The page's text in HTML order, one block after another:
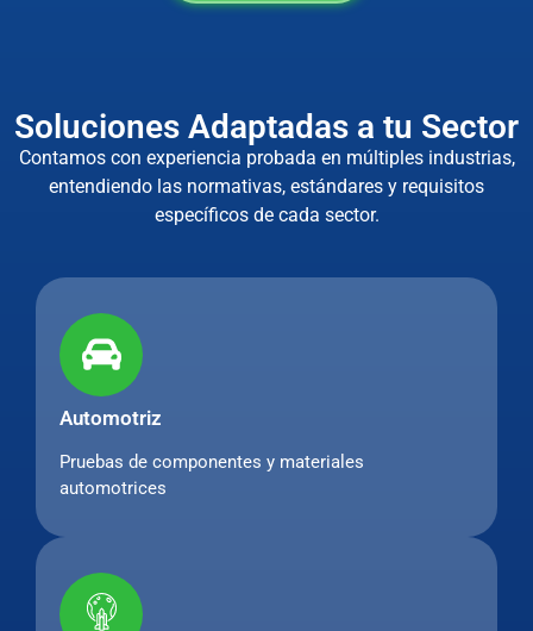
Soluciones Adaptadas a tu Sector
Contamos con experiencia probada en múltiples industrias,
entendiendo las normativas, estándares y requisitos
específicos de cada sector.
Automotriz
Pruebas de componentes y materiales
automotrices